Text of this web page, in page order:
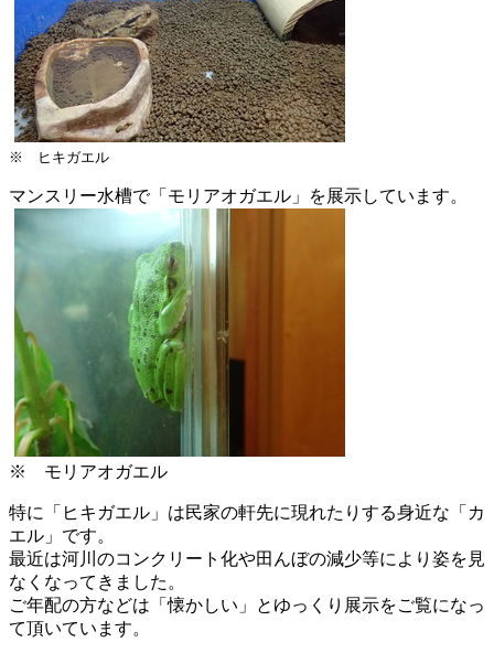
※ ヒキガエル
マンスリー水槽で「モリアオガエル」を展示しています。
※ モリアオガエル
特に「 ヒキガエル」は民家の軒先に現れたりする身近な「カ
エル」です。
最近は河川のコンクリート化や田んぼの減少等により姿を見
なくなってきました。
ご年配の方などは「懐かしい」
とゆっくり展示をご覧になっ
て頂いています。